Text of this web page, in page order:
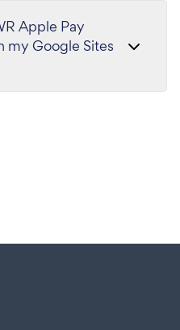
Apple Pay
my Google Sites